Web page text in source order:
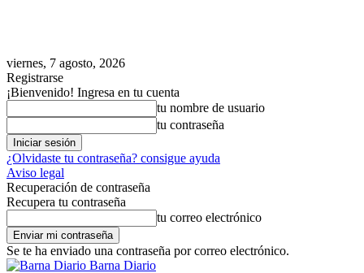
viernes, 7 agosto, 2026
Registrarse
¡Bienvenido! Ingresa en tu cuenta
tu nombre de usuario
tu contraseña
¿Olvidaste tu contraseña? consigue ayuda
Aviso legal
Recuperación de contraseña
Recupera tu contraseña
tu correo electrónico
Se te ha enviado una contraseña por correo electrónico.
Barna Diario